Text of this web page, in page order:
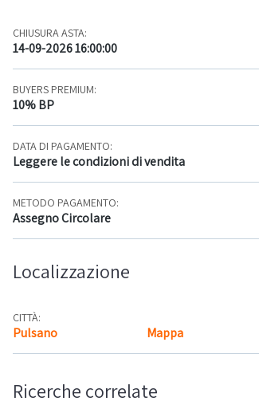
CHIUSURA ASTA:
14-09-2026 16:00:00
BUYERS PREMIUM:
10% BP
DATA DI PAGAMENTO:
Leggere le condizioni di vendita
METODO PAGAMENTO:
Assegno Circolare
Localizzazione
CITTÀ:
Pulsano Mappa
Ricerche correlate